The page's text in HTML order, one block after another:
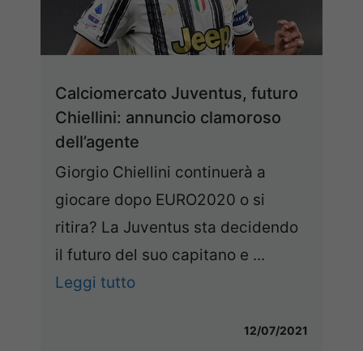
Calciomercato Juventus, futuro
Chiellini: annuncio clamoroso
dell’agente
Giorgio Chiellini continuerà a
giocare dopo EURO2020 o si
ritira? La Juventus sta decidendo
il futuro del suo capitano e ...
Leggi tutto
12/07/2021